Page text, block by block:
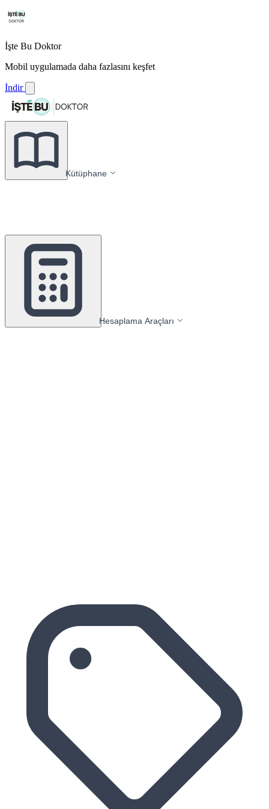
İşte Bu Doktor
Mobil uygulamada daha fazlasını keşfet
İndir
Kütüphane
Hesaplama Araçları